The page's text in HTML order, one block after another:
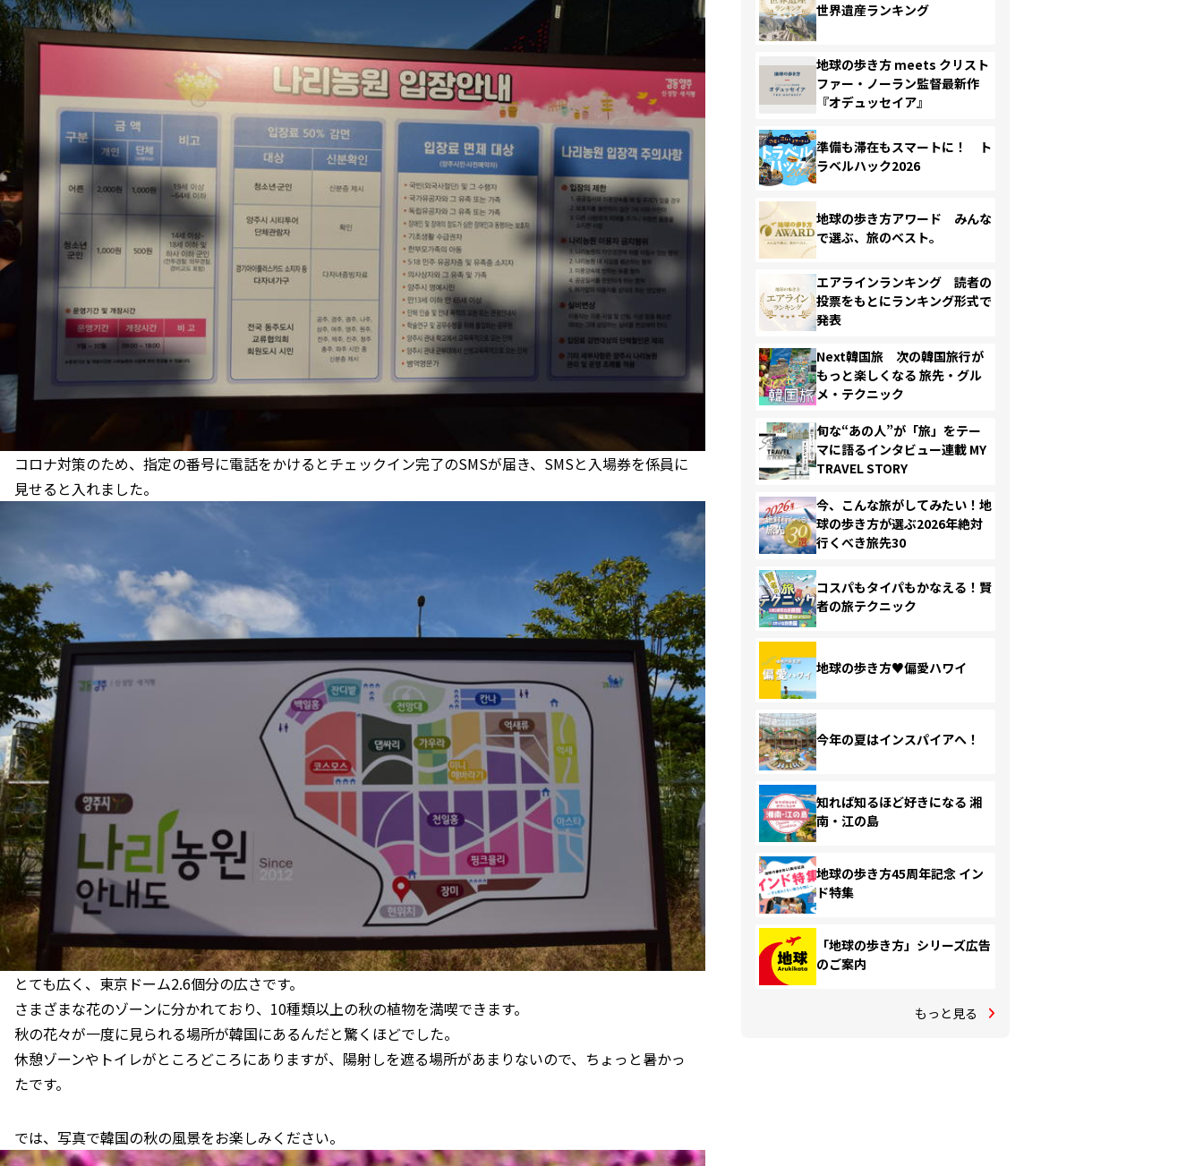
コロナ対策のため、指定の番号に電話をかけるとチェックイン完了のSMSが届き、SMSと入場券を係員に
見せると入れました。
とても広く、東京ドーム2.6個分の広さです。
さまざまな花のゾーンに分かれており、10種類以上の秋の植物を満喫できます。
秋の花々が一度に見られる場所が韓国にあるんだと驚くほどでした。
休憩ゾーンやトイレがところどころにありますが、陽射しを遮る場所があまりないので、ちょっと暑かっ
たです。
では、写真で韓国の秋の風景をお楽しみください。
世界遺産ランキング
地球の歩き方 meets クリスト
ファー・ノーラン監督最新作
『オデュッセイア』
準備も滞在もスマートに！ ト
ラベルハック2026
地球の歩き方アワード みんな
で選ぶ、旅のベスト。
エアラインランキング 読者の
投票をもとにランキング形式で
発表
Next韓国旅 次の韓国旅行が
もっと楽しくなる 旅先・グル
メ・テクニック
旬な“あの人”が「旅」をテー
マに語るインタビュー連載 MY
TRAVEL STORY
今、こんな旅がしてみたい！地
球の歩き方が選ぶ2026年絶対
行くべき旅先30
コスパもタイパもかなえる！賢
者の旅テクニック
地球の歩き方♥偏愛ハワイ
今年の夏はインスパイアへ！
知れば知るほど好きになる 湘
南・江の島
地球の歩き方45周年記念 イン
ド特集
「地球の歩き方」シリーズ広告
のご案内
もっと見る